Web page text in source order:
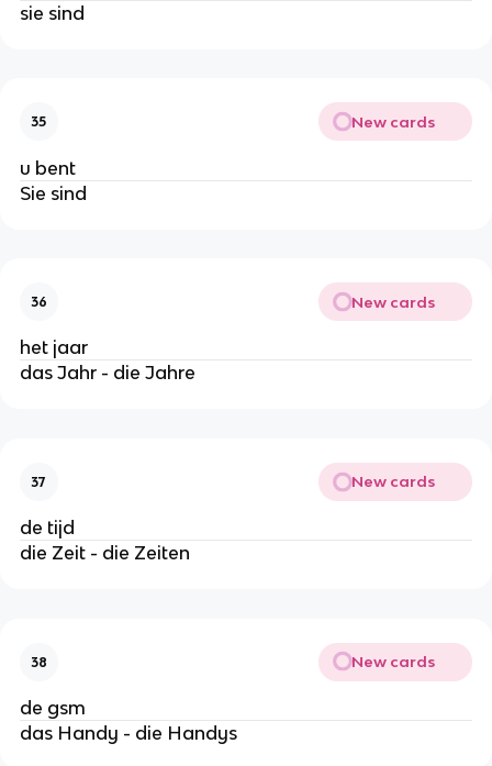
sie sind
35 New cards
u bent
Sie sind
36 New cards
het jaar
das Jahr - die Jahre
37 New cards
de tijd
die Zeit - die Zeiten
38 New cards
de gsm
das Handy - die Handys